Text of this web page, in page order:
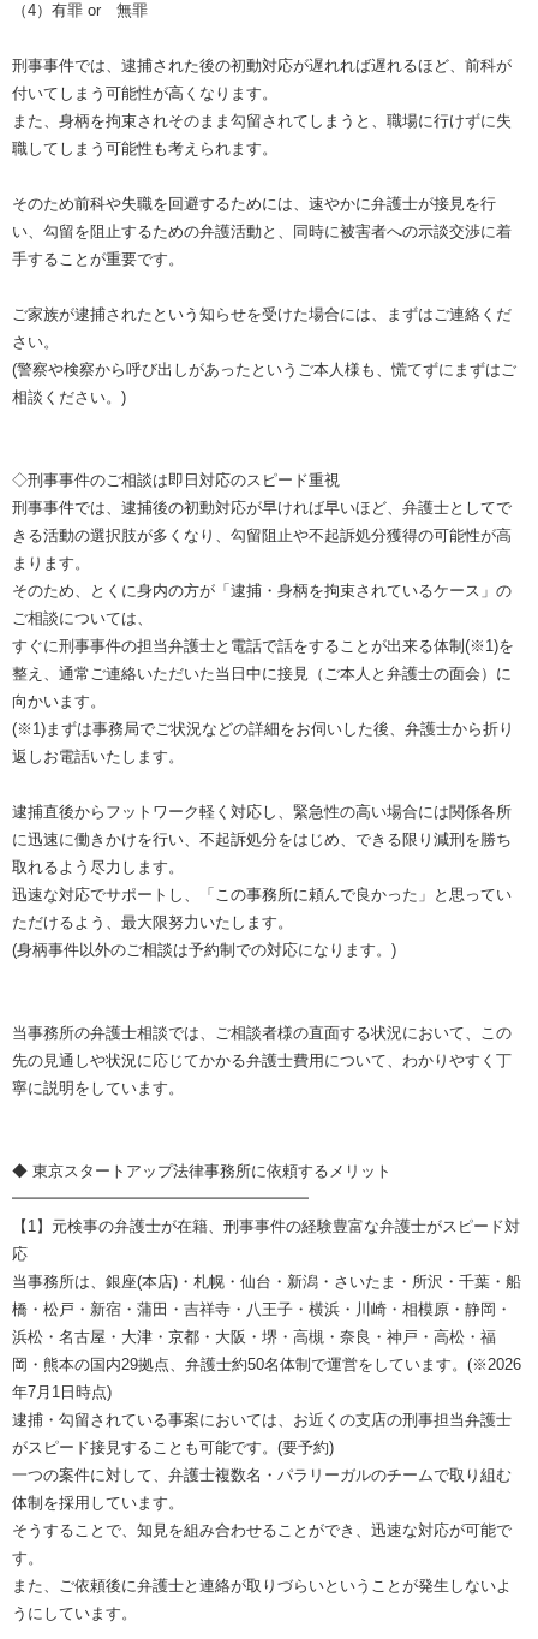
（4）有罪 or 無罪
刑事事件では、逮捕された後の初動対応が遅れれば遅れるほど、前科が
付いてしまう可能性が高くなります。
また、身柄を拘束されそのまま勾留されてしまうと、職場に行けずに失
職してしまう可能性も考えられます。
そのため前科や失職を回避するためには、速やかに弁護士が接見を行
い、勾留を阻止するための弁護活動と、同時に被害者への示談交渉に着
手することが重要です。
ご家族が逮捕されたという知らせを受けた場合には、まずはご連絡くだ
さい。
(警察や検察から呼び出しがあったというご本人様も、慌てずにまずはご
相談ください。)
◇刑事事件のご相談は即日対応のスピード重視
刑事事件では、逮捕後の初動対応が早ければ早いほど、弁護士としてで
きる活動の選択肢が多くなり、勾留阻止や不起訴処分獲得の可能性が高
まります。
そのため、とくに身内の方が「逮捕・身柄を拘束されているケース」の
ご相談については、
すぐに刑事事件の担当弁護士と電話で話をすることが出来る体制(※1)を
整え、通常ご連絡いただいた当日中に接見（ご本人と弁護士の面会）に
向かいます。
(※1)まずは事務局でご状況などの詳細をお伺いした後、弁護士から折り
返しお電話いたします。
逮捕直後からフットワーク軽く対応し、緊急性の高い場合には関係各所
に迅速に働きかけを行い、不起訴処分をはじめ、できる限り減刑を勝ち
取れるよう尽力します。
迅速な対応でサポートし、「この事務所に頼んで良かった」と思ってい
ただけるよう、最大限努力いたします。
(身柄事件以外のご相談は予約制での対応になります。)
当事務所の弁護士相談では、ご相談者様の直面する状況において、この
先の見通しや状況に応じてかかる弁護士費用について、わかりやすく丁
寧に説明をしています。
◆ 東京スタートアップ法律事務所に依頼するメリット
━━━━━━━━━━━━━━━━━━━
【1】元検事の弁護士が在籍、刑事事件の経験豊富な弁護士がスピード対
応
当事務所は、銀座(本店)・札幌・仙台・新潟・さいたま・所沢・千葉・船
橋・松戸・新宿・蒲田・吉祥寺・八王子・横浜・川崎・相模原・静岡・
浜松・名古屋・大津・京都・大阪・堺・高槻・奈良・神戸・高松・福
岡・熊本の国内29拠点、弁護士約50名体制で運営をしています。(※2026
年7月1日時点)
逮捕・勾留されている事案においては、お近くの支店の刑事担当弁護士
がスピード接見することも可能です。(要予約)
一つの案件に対して、弁護士複数名・パラリーガルのチームで取り組む
体制を採用しています。
そうすることで、知見を組み合わせることができ、迅速な対応が可能で
す。
また、ご依頼後に弁護士と連絡が取りづらいということが発生しないよ
うにしています。